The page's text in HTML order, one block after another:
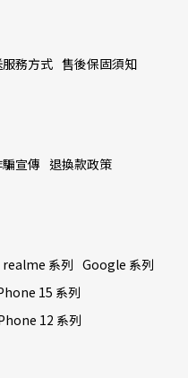
務方式 售後保固須知
宣傳 退換款政策
realme 系列 Google 系列
15 系列
12 系列